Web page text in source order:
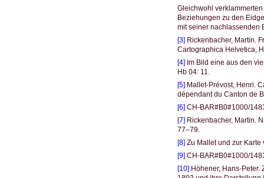
Gleichwohl
Beziehungen zu den
mit seiner nachlassenden
[3]Rickenbacher, Martin.
Cartographica Helvetica,
[4]Im Bild eine aus den
Hb 04: 11.
[5]Mallet-Prévost, Henri.
dépendant du Canton de
[6]CH-BAR#B0#1000/
[7]Rickenbacher, Martin.
77–79.
[8]Zu Mallet und zur Karte
[9]CH-BAR#B0#1000/
[10]Höhener, Hans-Peter.